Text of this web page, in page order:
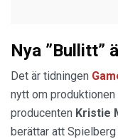
Nya ”Bullitt”
Det är tidningen
nytt om produktionen
producenten Kristie
berättar att